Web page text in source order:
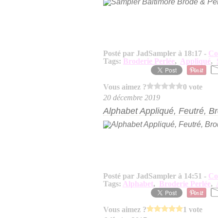
Posté par JadSampler à 18:17 -
Tags: Broderie Perlée, Appliqué,
Vous aimez ?
0 vote
20 décembre 2019
Alphabet Appliqué, Feutré,
Posté par JadSampler à 14:51 -
Tags: Alphabet, Broderie Perlée,
Vous aimez ?
1 vote